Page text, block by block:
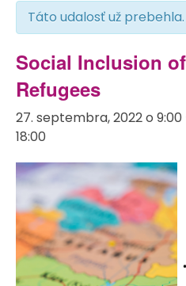
Táto udalosť už prebehla.
Social Inclusion
Refugees
27. septembra, 2022 o 9:00
18:00